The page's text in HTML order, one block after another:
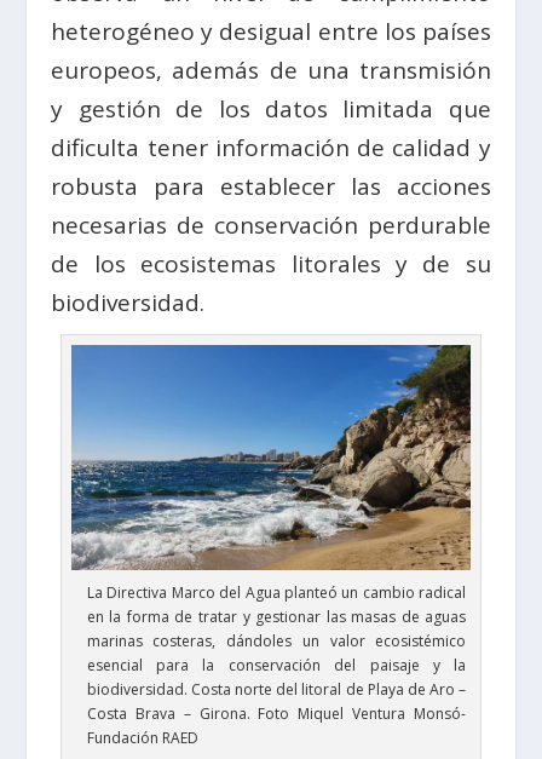
heterogéneo y desigual entre los países
europeos, además de una transmisión
y gestión de los datos limitada que
dificulta tener información de calidad y
robusta para establecer las acciones
necesarias de conservación perdurable
de los ecosistemas litorales y de su
biodiversidad.
La Directiva Marco del Agua planteó un cambio radical
en la forma de tratar y gestionar las masas de aguas
marinas costeras, dándoles un valor ecosistémico
esencial para la conservación del paisaje y la
biodiversidad. Costa norte del litoral de Playa de Aro –
Costa Brava – Girona. Foto Miquel Ventura Monsó-
Fundación RAED